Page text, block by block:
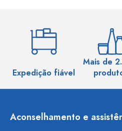
Expedição fiável
Mais de
Aconselhamento e